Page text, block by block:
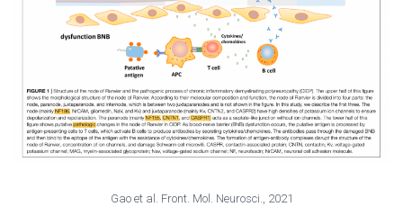
Gao et al. Front. Mol. Neurosci., 2021